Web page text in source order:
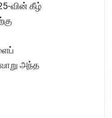
வின் கீழ்
அந்த